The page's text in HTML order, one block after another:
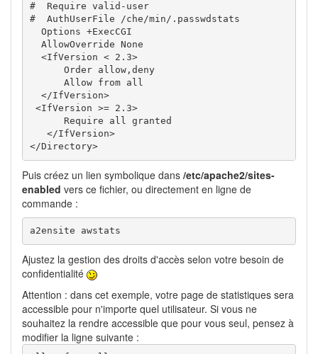
#  Require valid-user
#  AuthUserFile /che/min/.passwdstats
  Options +ExecCGI
  AllowOverride None
  <IfVersion < 2.3>
      Order allow,deny
      Allow from all
  </IfVersion>
<IfVersion >= 2.3>
      Require all granted
   </IfVersion>
</Directory>
Puis créez un lien symbolique dans /etc/apache2/sites-
enabled vers ce fichier, ou directement en ligne de
commande :
a2ensite awstats
Ajustez la gestion des droits d'accès selon votre besoin de
confidentialité
Attention : dans cet exemple, votre page de statistiques sera
accessible pour n'importe quel utilisateur. Si vous ne
souhaitez la rendre accessible que pour vous seul, pensez à
modifier la ligne suivante :